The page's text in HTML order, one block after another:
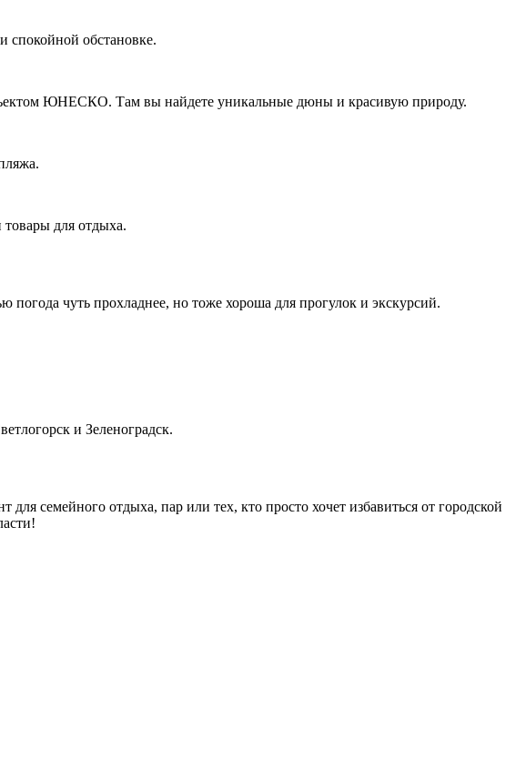
спокойной обстановке.
ЮНЕСКО. Там вы найдете уникальные дюны и красивую природу.
для отдыха.
чуть прохладнее, но тоже хороша для прогулок и экскурсий.
и Зеленоградск.
семейного отдыха, пар или тех, кто просто хочет избавиться от городской